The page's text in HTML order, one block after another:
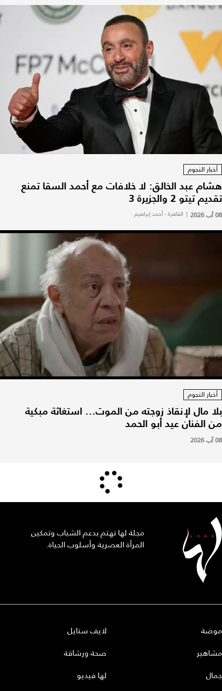
أخبار النجوم
هشام عبد الخالق: لا خلافات مع أحمد السقا تمنع
تقديم تيتو 2 والجزيرة 3
08 آب 2026 | القاهرة - أحمد إبراهيم
أخبار النجوم
بلا مال لإنقاذ زوجته من الموت... استغاثة مبكية
من الفنان عيد أبو الحمد
08 آب 2026
مجلة لها تهتم بدعم الشباب وتمكين
المرأة العصرية وأسلوب الحياة.
موضة
مشاهير
جمال
لايف ستايل
صحة ورشاقة
لها فيديو